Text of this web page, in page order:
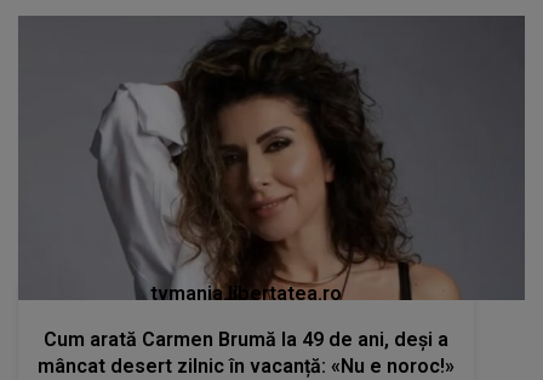
tvmania.libertatea.ro
Cum arată Carmen Brumă la 49 de ani, deși a
mâncat desert zilnic în vacanță: «Nu e noroc!»